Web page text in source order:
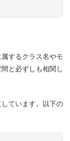
するクラス名やモ
と必ずしも相関し
ています。以下の